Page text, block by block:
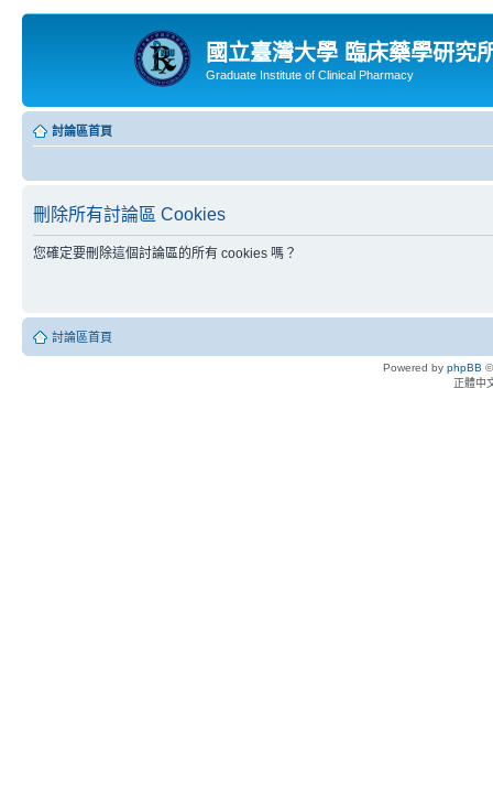
國立臺灣大學 臨床藥學研究
Graduate Institute of Clinical Pharmacy
討論區首頁
刪除所有討論區 Cookies
您確定要刪除這個討論區的所有 cookies 嗎？
討論區首頁
Powered by phpBB
正體中